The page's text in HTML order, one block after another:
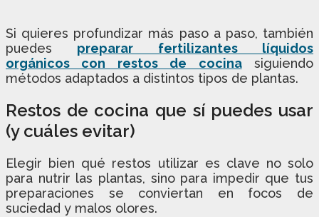
Si quieres profundizar más paso a paso, también
puedes preparar fertilizantes líquidos
orgánicos con restos de cocinasiguiendo
métodos adaptados a distintos tipos de plantas.
Restos de cocina que sí puedes usar
(y cuáles evitar)
Elegir bien qué restos utilizar es clave no solo
para nutrir las plantas, sino para impedir que tus
preparaciones se conviertan en focos de
suciedad y malos olores.